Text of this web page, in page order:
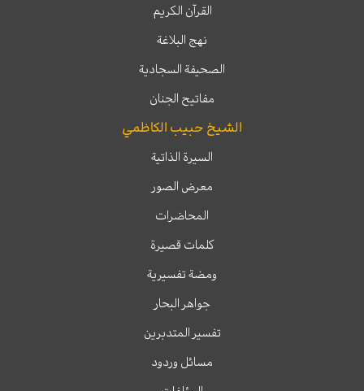
القرآن الكريم
نهج البلاغة
الصحيفة السجادية
مفاتيح الجنان
الشيخ حبيب الكاظمي
السيرة الذاتية
معرض الصور
المحاضرات
كلمات قصيرة
ومضة تفسيرية
جواهر البحار
تفسير المتدبرين
مسائل وردود